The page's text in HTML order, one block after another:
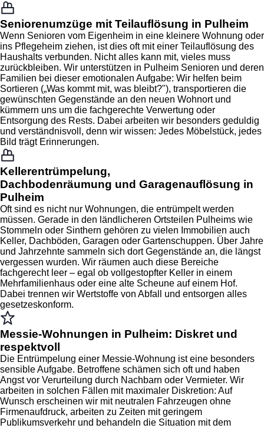
Seniorenumzüge mit Teilauflösung in Pulheim
Wenn Senioren vom Eigenheim in eine kleinere Wohnung oder
ins Pflegeheim ziehen, ist dies oft mit einer Teilauflösung des
Haushalts verbunden. Nicht alles kann mit, vieles muss
zurückbleiben. Wir unterstützen in Pulheim Senioren und deren
Familien bei dieser emotionalen Aufgabe: Wir helfen beim
Sortieren („Was kommt mit, was bleibt?"), transportieren die
gewünschten Gegenstände an den neuen Wohnort und
kümmern uns um die fachgerechte Verwertung oder
Entsorgung des Rests. Dabei arbeiten wir besonders geduldig
und verständnisvoll, denn wir wissen: Jedes Möbelstück, jedes
Bild trägt Erinnerungen.
Kellerentrümpelung,
Dachbodenräumung und Garagenauflösung in
Pulheim
Oft sind es nicht nur Wohnungen, die entrümpelt werden
müssen. Gerade in den ländlicheren Ortsteilen Pulheims wie
Stommeln oder Sinthern gehören zu vielen Immobilien auch
Keller, Dachböden, Garagen oder Gartenschuppen. Über Jahre
und Jahrzehnte sammeln sich dort Gegenstände an, die längst
vergessen wurden. Wir räumen auch diese Bereiche
fachgerecht leer – egal ob vollgestopfter Keller in einem
Mehrfamilienhaus oder eine alte Scheune auf einem Hof.
Dabei trennen wir Wertstoffe von Abfall und entsorgen alles
gesetzeskonform.
Messie-Wohnungen in Pulheim: Diskret und
respektvoll
Die Entrümpelung einer Messie-Wohnung ist eine besonders
sensible Aufgabe. Betroffene schämen sich oft und haben
Angst vor Verurteilung durch Nachbarn oder Vermieter. Wir
arbeiten in solchen Fällen mit maximaler Diskretion: Auf
Wunsch erscheinen wir mit neutralen Fahrzeugen ohne
Firmenaufdruck, arbeiten zu Zeiten mit geringem
Publikumsverkehr und behandeln die Situation mit dem